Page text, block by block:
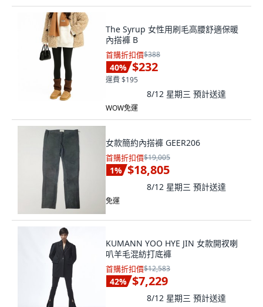
The Syrup 女性用刷毛高腰舒適保暖
內搭褲 B
首購折扣價$388
40% $232
運費 $195
8/12 星期三 預計送達
WOW免運
女款簡約內搭褲 GEER206
首購折扣價$19,005
1% $18,805
8/12 星期三 預計送達
免運
KUMANN YOO HYE JIN 女款開衩喇
叭羊毛混紡打底褲
首購折扣價$12,583
42% $7,229
8/12 星期三 預計送達